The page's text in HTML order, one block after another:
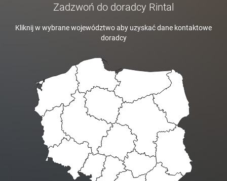
Zadzwoń do doradcy Rintal
Kliknij w wybrane województwo aby uzyskać dane kontaktowe
doradcy